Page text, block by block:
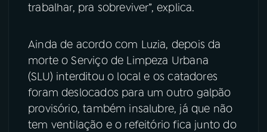
trabalhar, pra sobreviver”, explica.
Ainda de acordo com Luzia, depois da
morte o Serviço de Limpeza Urbana
(SLU) interditou o local e os catadores
foram deslocados para um outro galpão
provisório, também insalubre, já que não
tem ventilação e o refeitório fica junto do